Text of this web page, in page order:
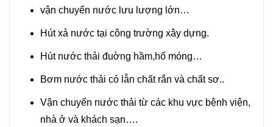
vận chuyển nước lưu lượng lớn…
Hút xả nước tại công trường xây dựng.
Hút nước thải đuờng hầm,hố móng…
Bơm nước thải có lẫn chất rắn và chất sơ..
Vận chuyển nước thải từ các khu vực bệnh viện,
nhà ở và khách sạn….